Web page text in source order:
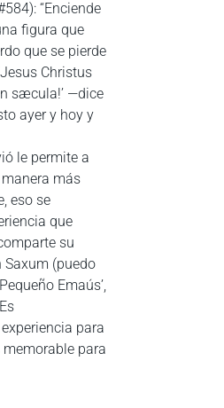
“Enciende
figura que
que se pierde
Christus
sæcula!’ —dice
ayer y hoy y
le permite a
más
eso se
que
su
Saxum (puedo
Emaús’,
para
para